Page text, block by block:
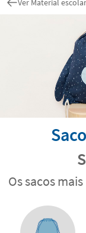
Ver Material escolar
Os sacos